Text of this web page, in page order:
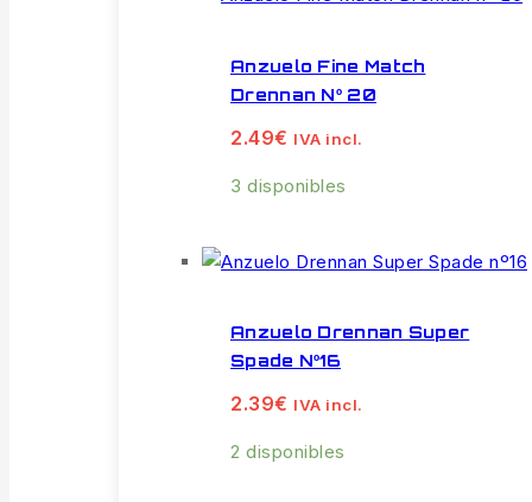
Anzuelo Fine Match
Drennan Nº 20
2.49€ IVA incl.
3 disponibles
Anzuelo Drennan Super
Spade Nº16
2.39€ IVA incl.
2 disponibles